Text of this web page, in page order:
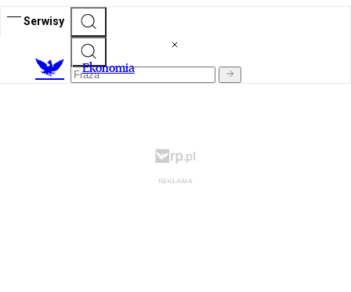
Serwisy
Ekonomia